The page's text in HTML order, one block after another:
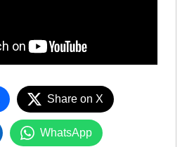
Share on X
WhatsApp